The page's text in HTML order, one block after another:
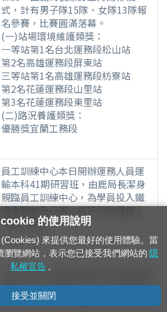
式，計有男子隊15隊、女隊13隊報
名參賽，比賽圓滿落幕。
(一)站場環境維護類獎：
一等站第1名台北運務段松山站
第2名高雄運務段屏東站
三等站第1名高雄運務段枋寮站
第2名花蓮運務段山里站
第3名花蓮運務段東里站
(二)路況養護類獎：
優勝獎宜蘭工務段
員工訓練中心本日開辦運務人員運
輸本科41期研習班，由鹿局長潔身
親臨員工訓練中心，為學員投入鐵
路乘務員及行車人員行列的儲備人
員擔任講座。
106年考試院舉辦特種考試交通事業
鐵路人員，於6月17日～19日舉行考
試，共計26,922人報名。
的使用說明
來提供您最好的使用體驗。當
瀏覽網站，表示您已接受我們網站的 隱
私權宣告 。
接受並關閉